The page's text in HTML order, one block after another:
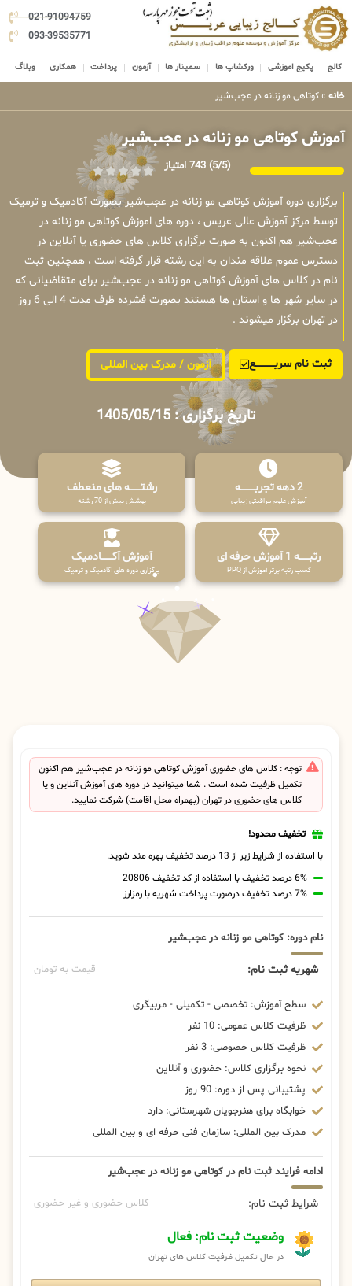
021-91094759
093-39535771
کالج پکیج اموزشی ورکشاپ ها سمینار ها آزمون پرداخت همکاری وبلاگ
خانه » کوتاهی مو زنانه در عجب‌شیر
آموزش کوتاهی مو زنانه در عجب‌شیر
(5/5) 743 امتیاز
برگزاری دوره آموزش کوتاهی مو زنانه در عجب‌شیر بصورت آکادمیک و ترمیک
توسط مرکز آموزش عالی عریس ، دوره های اموزش کوتاهی مو زنانه در
عجب‌شیر هم اکنون به صورت برگزاری کلاس های حضوری یا آنلاین در
دسترس عموم علاقه مندان به این رشته قرار گرفته است ، همچنین ثبت
نام در کلاس های آموزش کوتاهی مو زنانه در عجب‌شیر برای متقاضیانی که
در سایر شهر ها و استان ها هستند بصورت فشرده ظرف مدت 4 الی 6 روز
در تهران برگزار میشوند .
ثبت نام سریــــــــــــع آزمون / مدرک بین المللی
تاریخ برگزاری : 1405/05/15
2 دهه تجربـــــــــه
آموزش علوم مراقبتی زیبایی
رشتـــــــه های منعطف
پوشش بیش از 70 رشته
رتبــــــه 1 آموزش حرفه ای
کسب رتبه برتر آموزش از PPQ
آموزش آکـــــــادمیک
برگزاری دوره های آکادمیک و ترمیک
توجه : کلاس های حضوری آموزش کوتاهی مو زنانه در عجب‌شیر هم اکنون
تکمیل ظرفیت شده است . شما میتوانید در دوره های آموزش آنلاین و یا
کلاس های حضوری در تهران (بهمراه محل اقامت) شرکت نمایید.
تخفیف محدود!
با استفاده از شرایط زیر از 13 درصد تخفیف بهره مند شوید.
6% درصد تخفیف با استفاده از کد تخفیف 20806
7% درصد تخفیف درصورت پرداخت شهریه با رمزارز
نام دوره: کوتاهی مو زنانه در عجب‌شیر
شهریه ثبت نام: قیمت به تومان
سطح آموزش: تخصصی - تکمیلی - مربیگری
ظرفیت کلاس عمومی: 10 نفر
ظرفیت کلاس خصوصی: 3 نفر
نحوه برگزاری کلاس: حضوری و آنلاین
پشتیبانی پس از دوره: 90 روز
خوابگاه برای هنرجویان شهرستانی: دارد
مدرک بین المللی: سازمان فنی حرفه ای و بین المللی
ادامه فرایند ثبت نام در کوتاهی مو زنانه در عجب‌شیر
شرایط ثبت نام: کلاس حضوری و غیر حضوری
وضعیت ثبت نام: فعال
در حال تکمیل ظرفیت کلاس های تهران